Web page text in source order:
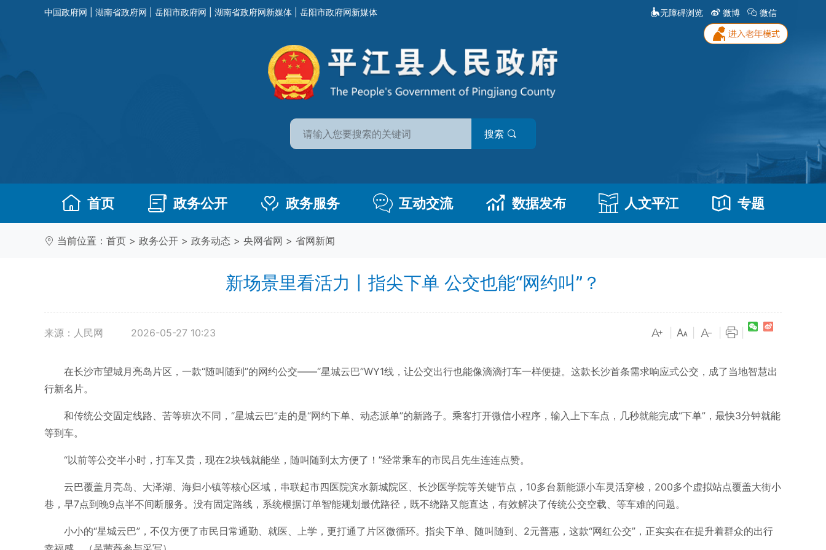
中国政府网 湖南省政府网 岳阳市政府网 湖南省政府网新媒体 岳阳市政府网新媒体 无障碍浏览 微博 微信
搜索
首页 政务公开 政务服务 互动交流 数据发布 人文平江 专题
当前位置： 首页 > 政务公开 > 政务动态 > 央网省网 > 省网新闻
新场景里看活力丨指尖下单 公交也能“网约叫”？
来源：人民网 2026-05-27 10:23
在长沙市望城月亮岛片区，一款“随叫随到”的网约公交——“星城云巴”WY1线，让公交出行也能像滴滴打车一样便捷。这款长沙首条需求响应式公交，成了当地智慧出
行新名片。
和传统公交固定线路、苦等班次不同，“星城云巴”走的是“网约下单、动态派单”的新路子。乘客打开微信小程序，输入上下车点，几秒就能完成“下单”，最快3分钟就能
等到车。
“以前等公交半小时，打车又贵，现在2块钱就能坐，随叫随到太方便了！”经常乘车的市民吕先生连连点赞。
云巴覆盖月亮岛、大泽湖、海归小镇等核心区域，串联起市四医院滨水新城院区、长沙医学院等关键节点，10多台新能源小车灵活穿梭，200多个虚拟站点覆盖大街小
巷，早7点到晚9点半不间断服务。没有固定路线，系统根据订单智能规划最优路径，既不绕路又能直达，有效解决了传统公交空载、等车难的问题。
小小的“星城云巴”，不仅方便了市民日常通勤、就医、上学，更打通了片区微循环。指尖下单、随叫随到、2元普惠，这款“网红公交”，正实实在在提升着群众的出行